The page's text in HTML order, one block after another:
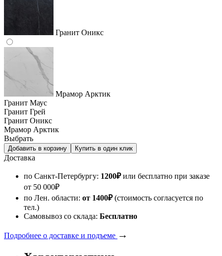
Гранит Оникс
Мрамор Арктик
Гранит Маус
Гранит Грей
Гранит Оникс
Мрамор Арктик
Выбрать
Доставка
по Санкт-Петербургу: 1200₽или бесплатно при заказе
от 50 000₽
по Лен. области: от 1400₽(стоимость согласуется по
тел.)
Самовывоз со склада: Бесплатно
Подробнее о доставке и подъеме →